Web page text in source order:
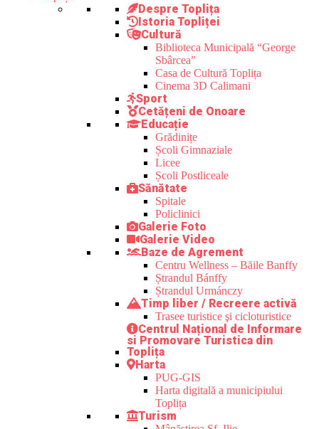
Despre Toplița
Istoria Topliței
Cultură
Biblioteca Municipală “George
Sbârcea”
Casa de Cultură Toplița
Cinema 3D Calimani
Sport
Cetățeni de Onoare
Educație
Grădinițe
Școli Gimnaziale
Licee
Școli Postliceale
Sănătate
Spitale
Policlinici
Galerie Foto
Galerie Video
Baze de Agrement
Centru Wellness – Băile Banffy
Ștrandul Bánffy
Ștrandul Urmánczy
Timp liber / Recreere activă
Trasee turistice şi cicloturistice
Centrul Național de Informare
si Promovare Turistica din
Toplița
Harta
PUG-GIS
Harta digitală a municipiului
Toplița
Turism